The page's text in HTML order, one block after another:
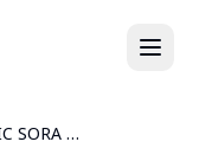
VYCOZ MAX CLASSIC SORA SBLK